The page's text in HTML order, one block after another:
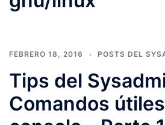
FEBRERO 18, 2016 POSTS DEL
Tips del
Comandos